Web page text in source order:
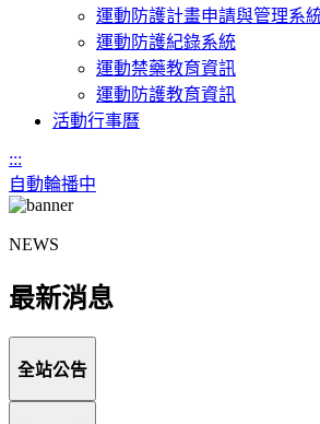
運動防護計畫申請與管理系
運動防護紀錄系統
運動禁藥教育資訊
運動防護教育資訊
活動行事曆
:::
自動輪播中
NEWS
最新消息
全站公告